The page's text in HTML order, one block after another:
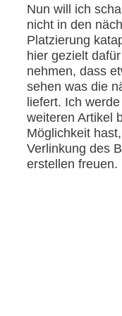
Nun will ich
nicht in den
Platzierung
hier gezielt
nehmen, dass
sehen was die
liefert. Ich
weiteren Artikel
Möglichkeit
Verlinkung des
erstellen freuen.